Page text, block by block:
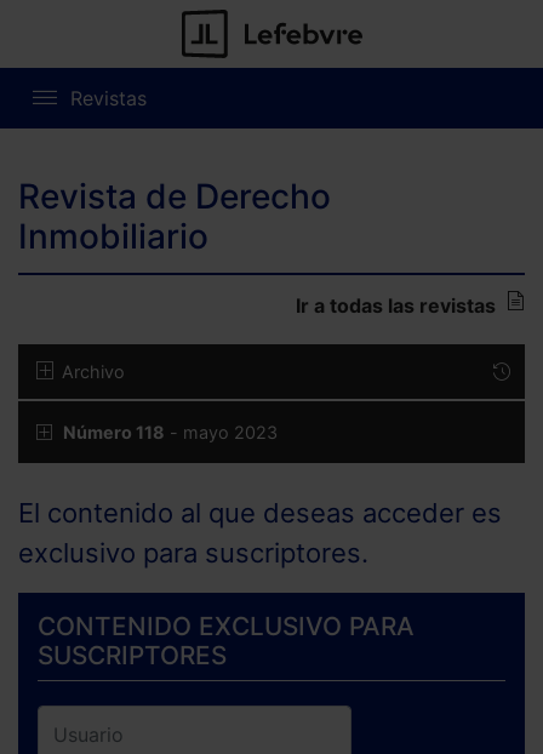
Revistas
Revista de Derecho
Inmobiliario
Ir a todas las revistas
Archivo
Número 118 - mayo 2023
El contenido al que deseas acceder es
exclusivo para suscriptores.
CONTENIDO EXCLUSIVO PARA
SUSCRIPTORES